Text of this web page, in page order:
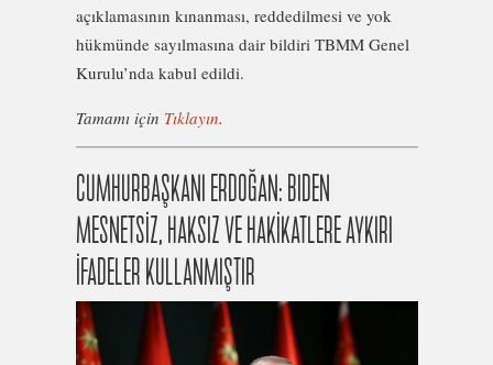
açıklamasının kınanması, reddedilmesi ve yok
hükmünde sayılmasına dair bildiri TBMM Genel
Kurulu’nda kabul edildi.
Tamamı için Tıklayın.
CUMHURBAŞKANI ERDOĞAN: BIDEN
MESNETSİZ, HAKSIZ VE HAKİKATLERE AYKIRI
İFADELER KULLANMIŞTIR